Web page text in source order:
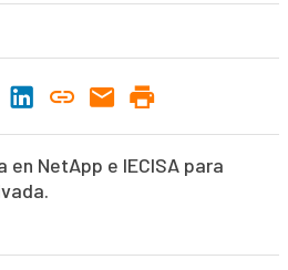
NetApp e IECISA para